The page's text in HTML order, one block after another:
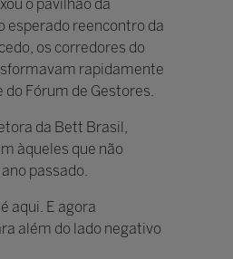
o pavilhão da
esperado reencontro da
os corredores do
rapidamente
Fórum de Gestores.
da Bett Brasil,
àqueles que não
passado.
aqui. E agora
além do lado negativo